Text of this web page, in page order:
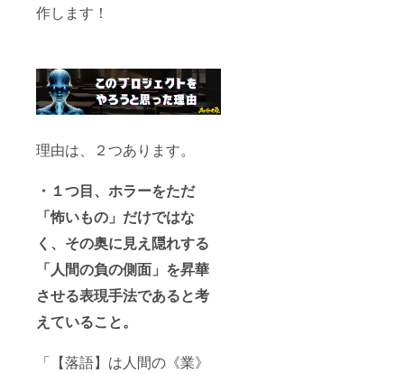
作します！
理由は、２つあります。
・１つ目、ホラーをただ
「怖いもの」だけではな
く、その奥に見え隠れする
「人間の負の側面」を昇華
させる表現手法であると考
えていること。
「【落語】は人間の《業》